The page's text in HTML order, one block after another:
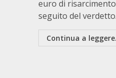
euro di
seguito del
Continua a